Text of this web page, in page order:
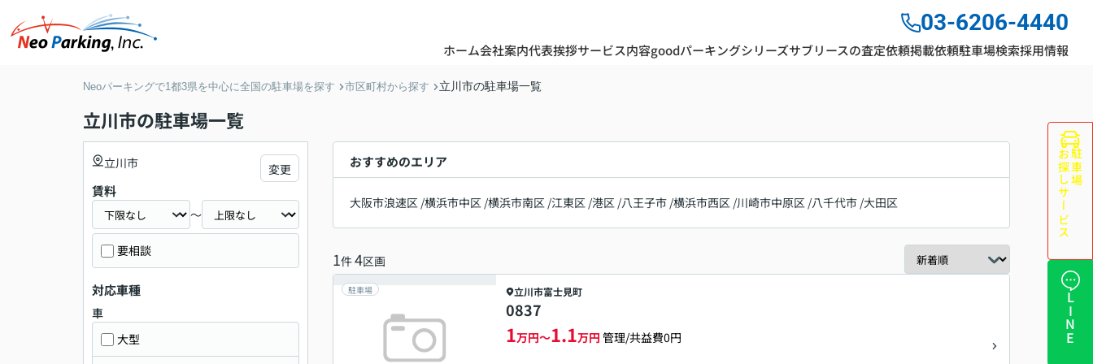
03-6206-4440
ホーム会社案内代表挨拶サービス内容goodパーキングシリーズサブリースの査定依頼掲載依頼駐車場検索採用情報
Neoパーキングで1都3県を中心に全国の駐車場を探す 市区町村から探す 立川市の駐車場一覧
立川市の駐車場一覧
おすすめのエリア
大阪市浪速区 /横浜市中区 /横浜市南区 /江東区 /港区 /八王子市 /横浜市西区 /川崎市中原区 /八千代市 /大田区
1件4区画
駐車場 立川市富士見町
0837
1万円～1.1万円 管理/共益費0円
立川市 変更
賃料
～
要相談
対応車種
車
大型
駐車場
お探しサービス
LINE